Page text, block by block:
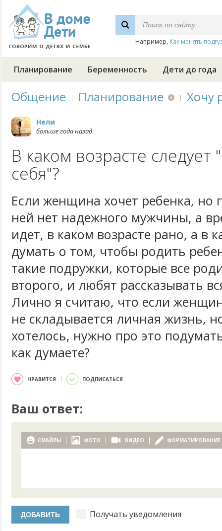
Например, Как менять
Планирование Беременность Дети до года
Общение Планирование Хочу
Нели
больше года назад
В каком возрасте следует
себя"?
Если женщина хочет ребенка, но
ней нет надежного мужчины, а
идет, в каком возрасте рано, а в
думать о том, чтобы родить
такие подружки, которые все
второго, и любят рассказывать
Лично я считаю, что если
не складывается личная жизнь,
хотелось, нужно про это
как думаете?
НРАВИТСЯ ПОДПИСАТЬСЯ
Ваш ответ:
СМАЙЛЫ ФОТО ВИДЕО ФОРМАТИРОВАНИЕ
Получать уведомления